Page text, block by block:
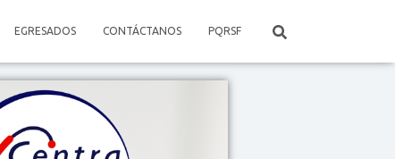
EGRESADOS CONTÁCTANOS PQRSF